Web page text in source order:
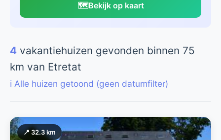
🗺️Bekijk op kaart
4 vakantiehuizen gevonden binnen 75
km van Etretat
ℹ️ Alle huizen getoond (geen datumfilter)
📍 32.3 km